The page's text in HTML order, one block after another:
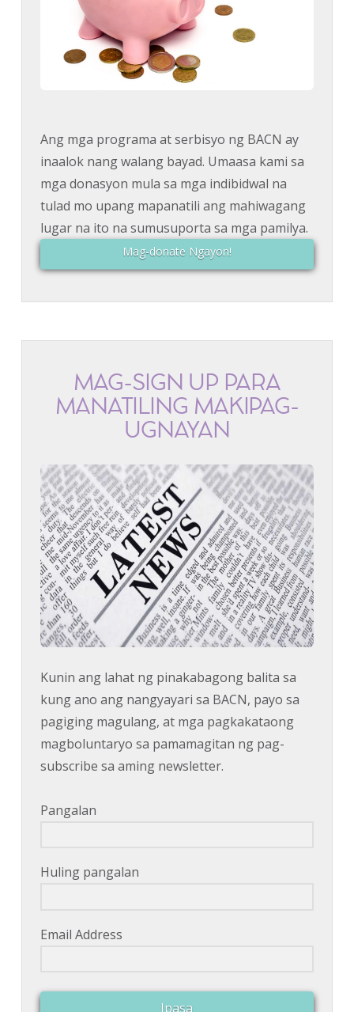
Ang mga programa at serbisyo ng BACN ay
inaalok nang walang bayad. Umaasa kami sa
mga donasyon mula sa mga indibidwal na
tulad mo upang mapanatili ang mahiwagang
lugar na ito na sumusuporta sa mga pamilya.
Mag-donate Ngayon!
MAG-SIGN UP PARA
MANATILING MAKIPAG-
UGNAYAN
Kunin ang lahat ng pinakabagong balita sa
kung ano ang nangyayari sa BACN, payo sa
pagiging magulang, at mga pagkakataong
magboluntaryo sa pamamagitan ng pag-
subscribe sa aming newsletter.
Pangalan
Huling pangalan
Email Address
Ipasa